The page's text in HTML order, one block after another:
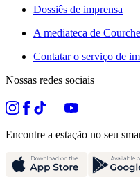
Dossiês de imprensa
A mediateca de
Contatar o serviço de
Nossas redes sociais
Encontre a estação no seu